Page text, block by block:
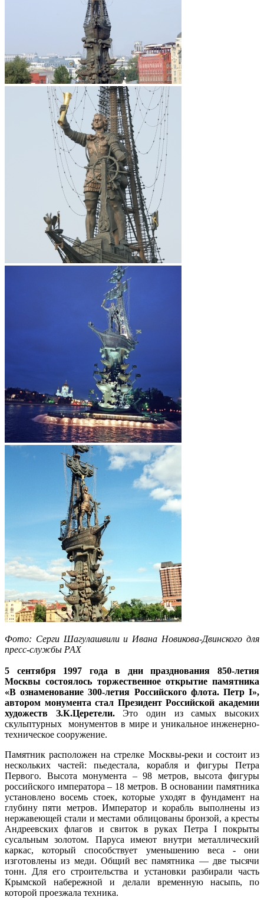
Фото: Серги Шагулашвили и Ивана Новикова-Двинского для
пресс-службы РАХ
5 сентября 1997 года в дни празднования 850-летия
Москвы состоялось торжественное открытие памятника
«В ознаменование 300-летия Российского флота. Петр I»,
автором монумента стал Президент Российской академии
художеств З.К.Церетели.Это один из самых высоких
скульптурных монументов в мире и уникальное инженерно-
техническое сооружение.
Памятник расположен на стрелке Москвы-реки и состоит из
нескольких частей: пьедестала, корабля и фигуры Петра
Первого. Высота монумента – 98 метров, высота фигуры
российского императора – 18 метров. В основании памятника
установлено восемь стоек, которые уходят в фундамент на
глубину пяти метров. Император и корабль выполнены из
нержавеющей стали и местами облицованы бронзой, а кресты
Андреевских флагов и свиток в руках Петра I покрыты
сусальным золотом. Паруса имеют внутри металлический
каркас, который способствует уменьшению веса - они
изготовлены из меди. Общий вес памятника — две тысячи
тонн. Для его строительства и установки разбирали часть
Крымской набережной и делали временную насыпь, по
которой проезжала техника.